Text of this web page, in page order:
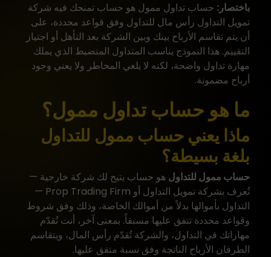
باختصار: حساب تداول ممول هو حساب تمنحك فيه شركة
تمويل التداول رأس مال للتداول وفق قواعد محددة، على
أن يتم تقاسم الأرباح بينك وبين الشركة بعد التأهل أو اجتياز
التقييم. هذا النموذج يناسب المتداول المنضبط الذي يملك
مهارة تداول واضحة، لكنه لا يلغي المخاطر ولا يعني وجود
أرباح مضمونة.
ما هو حساب تداول ممول؟
ماذا يعني حساب ممول للتداول
بلغة بسيطة؟
حساب ممول للتداول هو حساب يتيح لك شركة خارجية —
تُعرف بشركة تمويل التداول أو Prop Trading Firm —
التداول بأموالها بدلاً من أموالك الخاصة، وذلك وفق شروط
وقواعد محددة تتفق عليها مسبقاً. بمعنى آخر، أنت تُقدّم
مهاراتك في التداول، والشركة تُقدّم رأس المال، ويتقاسم
الطرفان الأرباح الناتجة وفق نسبة متفق عليها.